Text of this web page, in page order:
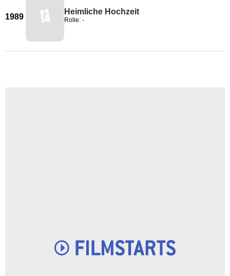
1989
Heimliche Hochzeit
Rolle: -